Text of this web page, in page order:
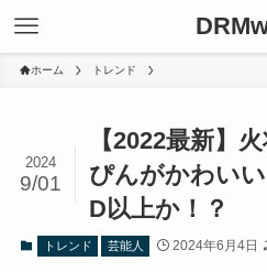
ホーム トレンド
【2022最新】
ぴんがかわい
D以上か！？
2024
9/01
トレンド 芸能人 2024年6月4日